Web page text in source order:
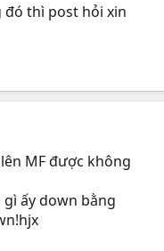
đó thì post hỏi xin
MF được không
ấy down bằng